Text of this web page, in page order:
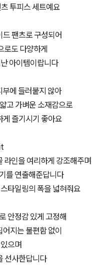
투피스 세트예요
팬츠로 구성되어
로도 다양하게
아이템이랍니다
에 들러붙지 않아
고 가벼운 소재감으로
즐기시기 좋아요
라인을 여리하게 강조해주며
를 연출해준답니다
타일링의 폭을 넓혀줘요
안정감 있게 고정해
지는 불편함 없이
으며
선사한답니다